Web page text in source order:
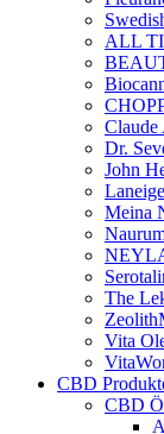
ALL
Dr.
John
Laneige
Meina
The
Vita
CBD
CBD